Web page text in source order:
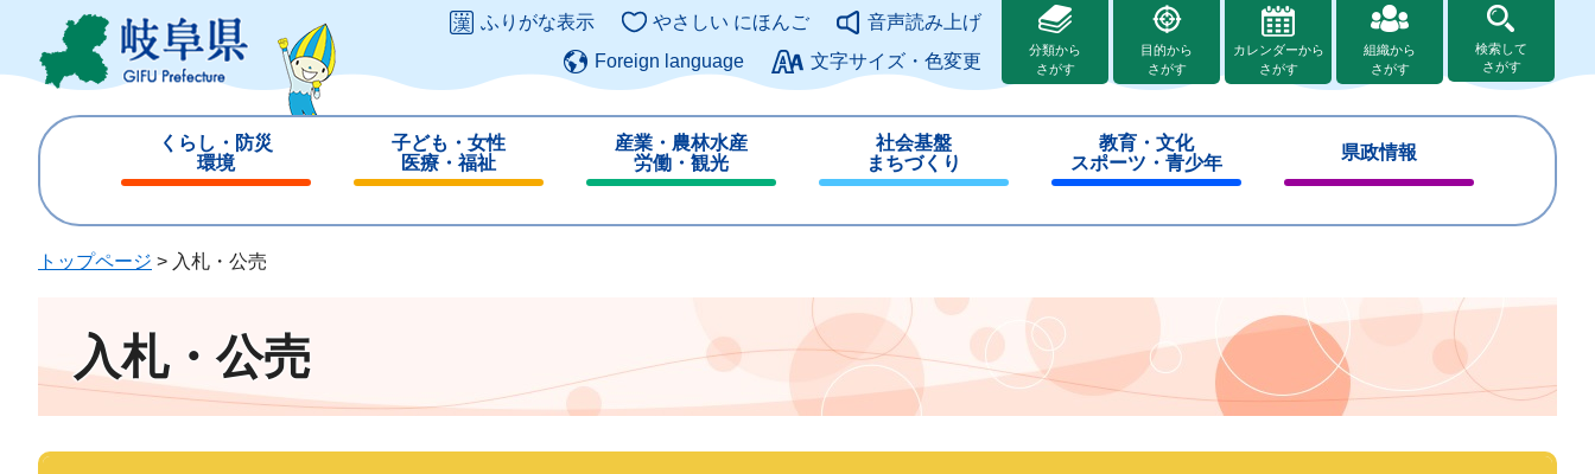
ジ
ュ
このページの本文へ
ふりがな表示 やさしい にほんご
音声読み上げ
Foreign language
文字サイズ・色変更
分類から
さがす
目的から
さがす
カレンダーから
さがす
組織から
さがす
検索して
さがす
くらし・防災
環境
じ
子ども・女性
医療・福祉
じ
産業・農林水産
労働・観光
じ
社会基盤
まちづくり
じ
教育・文化
スポーツ・青少年
じ
県政情報
じ
トップページ > 入札・公売
入札・公売